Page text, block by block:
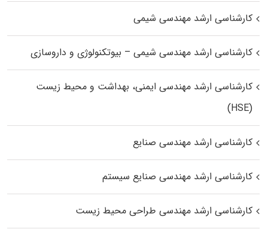
کارشناسی ارشد مهندسی شیمی
کارشناسی ارشد مهندسی شیمی – بیوتکنولوژی و داروسازی
کارشناسی ارشد مهندسی ایمنی، بهداشت و محیط زیست
(HSE)
کارشناسی ارشد مهندسی صنایع
کارشناسی ارشد مهندسی صنایع سیستم
کارشناسی ارشد مهندسی طراحی محیط زیست